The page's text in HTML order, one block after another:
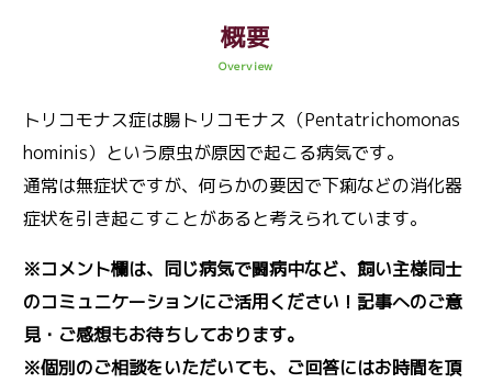
概要
Overview
トリコモナス症は腸トリコモナス（Pentatrichomonas
hominis）という原虫が原因で起こる病気です。
通常は無症状ですが、何らかの要因で下痢などの消化器
症状を引き起こすことがあると考えられています。
※コメント欄は、同じ病気で闘病中など、飼い主様同士
のコミュニケーションにご活用ください！記事へのご意
見・ご感想もお待ちしております。
※個別のご相談をいただいても、ご回答にはお時間を頂